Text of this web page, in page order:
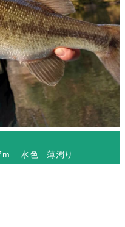
水色 薄濁り